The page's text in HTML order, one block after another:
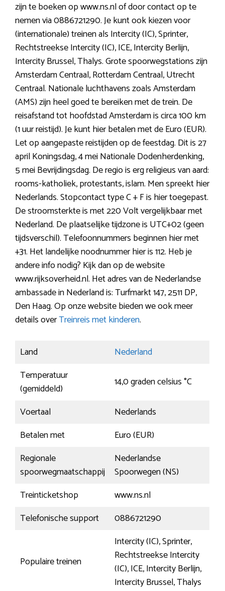
zijn te boeken op www.ns.nl of door contact op te
nemen via 0886721290. Je kunt ook kiezen voor
(internationale) treinen als Intercity (IC), Sprinter,
Rechtstreekse Intercity (IC), ICE, Intercity Berlijn,
Intercity Brussel, Thalys. Grote spoorwegstations zijn
Amsterdam Centraal, Rotterdam Centraal, Utrecht
Centraal. Nationale luchthavens zoals Amsterdam
(AMS) zijn heel goed te bereiken met de trein. De
reisafstand tot hoofdstad Amsterdam is circa 100 km
(1 uur reistijd). Je kunt hier betalen met de Euro (EUR).
Let op aangepaste reistijden op de feestdag. Dit is 27
april Koningsdag, 4 mei Nationale Dodenherdenking,
5 mei Bevrijdingsdag. De regio is erg religieus van aard:
rooms-katholiek, protestants, islam. Men spreekt hier
Nederlands. Stopcontact type C + F is hier toegepast.
De stroomsterkte is met 220 Volt vergelijkbaar met
Nederland. De plaatselijke tijdzone is UTC+02 (geen
tijdsverschil). Telefoonnummers beginnen hier met
+31. Het landelijke noodnummer hier is 112. Heb je
andere info nodig? Kijk dan op de website
www.rijksoverheid.nl. Het adres van de Nederlandse
ambassade in Nederland is: Turfmarkt 147, 2511 DP,
Den Haag. Op onze website bieden we ook meer
details overTreinreis met kinderen.
Land
Nederland
Temperatuur
(gemiddeld)
14,0 graden celsius °C
Voertaal
Nederlands
Betalen met
Euro (EUR)
Regionale
spoorwegmaatschappij
Nederlandse
Spoorwegen (NS)
Treinticketshop
www.ns.nl
Telefonische support
0886721290
Populaire treinen
Intercity (IC), Sprinter,
Rechtstreekse Intercity
(IC), ICE, Intercity Berlijn,
Intercity Brussel, Thalys